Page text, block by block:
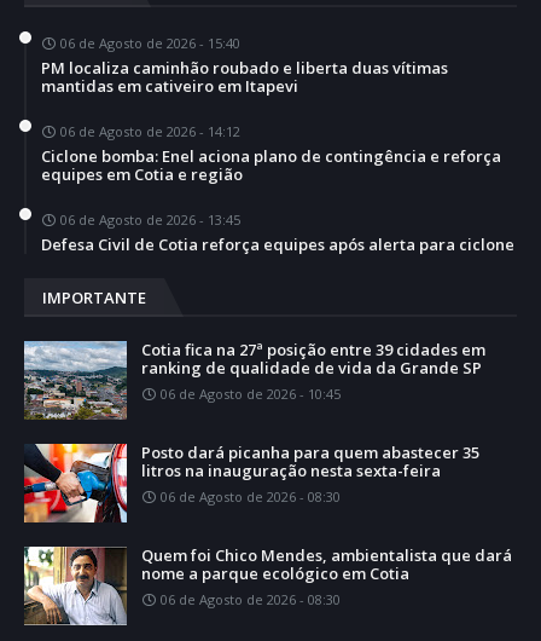
06 de Agosto de 2026 - 15:40
PM localiza caminhão roubado e liberta duas vítimas
mantidas em cativeiro em Itapevi
06 de Agosto de 2026 - 14:12
Ciclone bomba: Enel aciona plano de contingência e reforça
equipes em Cotia e região
06 de Agosto de 2026 - 13:45
Defesa Civil de Cotia reforça equipes após alerta para ciclone
IMPORTANTE
Cotia fica na 27ª posição entre 39 cidades em
ranking de qualidade de vida da Grande SP
06 de Agosto de 2026 - 10:45
Posto dará picanha para quem abastecer 35
litros na inauguração nesta sexta-feira
06 de Agosto de 2026 - 08:30
Quem foi Chico Mendes, ambientalista que dará
nome a parque ecológico em Cotia
06 de Agosto de 2026 - 08:30